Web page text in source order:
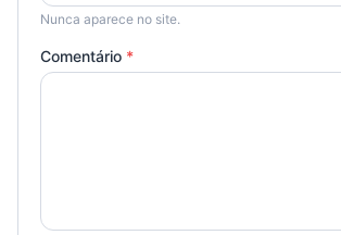
Nunca aparece no site.
Comentário *